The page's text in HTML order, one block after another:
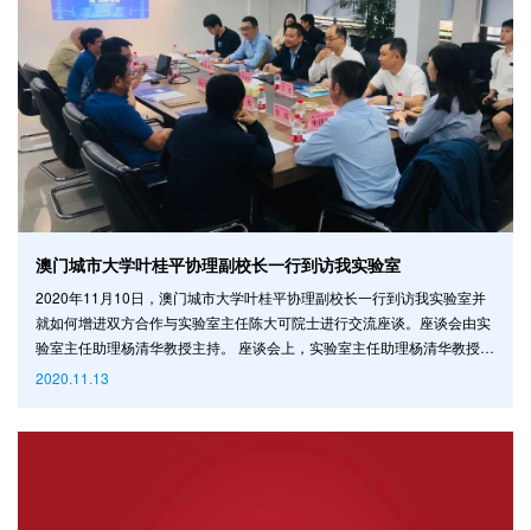
澳门城市大学叶桂平协理副校长一行到访我实验室
2020年11月10日，澳门城市大学叶桂平协理副校长一行到访我实验室并
就如何增进双方合作与实验室主任陈大可院士进行交流座谈。座谈会由实
验室主任助理杨清华教授主持。 座谈会上，实验室主任助理杨清华教授向
叶桂平协理副校长一行介绍了实验室的整体情况。叶桂平协理副校长向实
2020.11.13